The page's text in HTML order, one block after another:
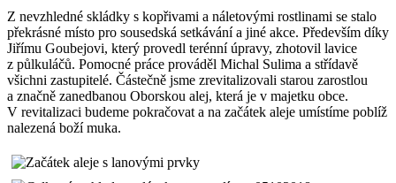
Z nevzhledné skládky s kopřivami a náletovými rostlinami se stalo
překrásné místo pro sousedská setkávání a jiné akce. Především díky
Jiřímu Goubejovi, který provedl terénní úpravy, zhotovil lavice
z půlkuláčů. Pomocné práce prováděl Michal Sulima a střídavě
všichni zastupitelé. Částečně jsme zrevitalizovali starou zarostlou
a značně zanedbanou Oborskou alej, která je v majetku obce.
V revitalizaci budeme pokračovat a na začátek aleje umístíme poblíž
nalezená boží muka.